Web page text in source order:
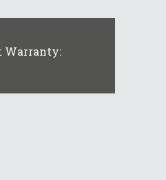
Warranty: